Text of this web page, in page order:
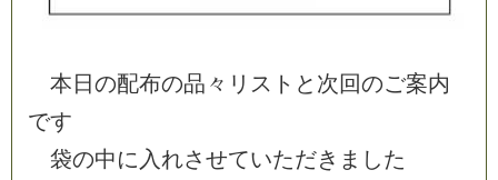
本 日 の配布の品 々 リ ス ト と 次 回のご案内
です
袋の中に 入 れさせていただき ま した